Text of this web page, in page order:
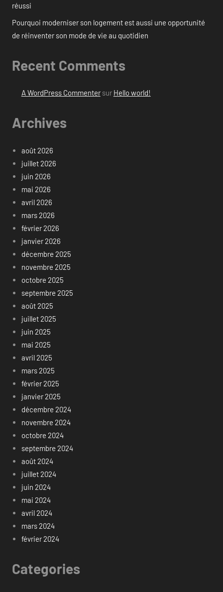
réussi
Pourquoi moderniser son logement est aussi une opportunité
de réinventer son mode de vie au quotidien
Recent Comments
A WordPress Commentersur Hello world!
Archives
août 2026
juillet 2026
juin 2026
mai 2026
avril 2026
mars 2026
février 2026
janvier 2026
décembre 2025
novembre 2025
octobre 2025
septembre 2025
août 2025
juillet 2025
juin 2025
mai 2025
avril 2025
mars 2025
février 2025
janvier 2025
décembre 2024
novembre 2024
octobre 2024
septembre 2024
août 2024
juillet 2024
juin 2024
mai 2024
avril 2024
mars 2024
février 2024
Categories